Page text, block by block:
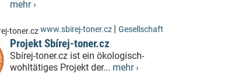
mehr ›
www.sbirej-toner.cz | Gesellschaft
Projekt Sbírej-toner.cz
Sbírej-toner.cz ist ein ökologisch-
wohltätiges Projekt der... mehr ›